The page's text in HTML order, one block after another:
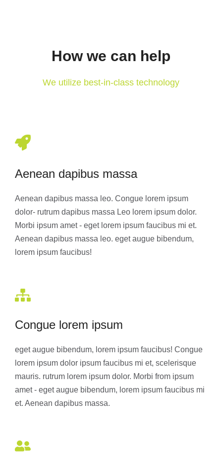
How we can help
We utilize best-in-class technology
Aenean dapibus massa
Aenean dapibus massa leo. Congue lorem ipsum
dolor- rutrum dapibus massa Leo lorem ipsum dolor.
Morbi ipsum amet - eget lorem ipsum faucibus mi et.
Aenean dapibus massa leo. eget augue bibendum,
lorem ipsum faucibus!
Congue lorem ipsum
eget augue bibendum, lorem ipsum faucibus! Congue
lorem ipsum dolor ipsum faucibus mi et, scelerisque
mauris. rutrum lorem ipsum dolor. Morbi from ipsum
amet - eget augue bibendum, lorem ipsum faucibus mi
et. Aenean dapibus massa.